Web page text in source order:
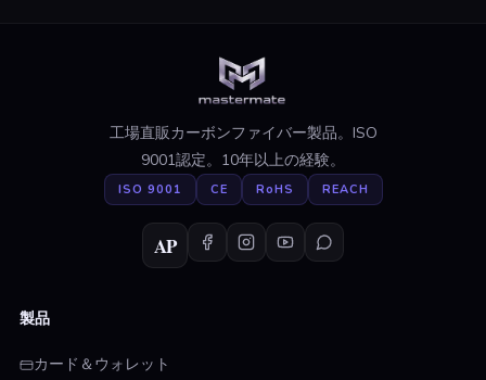
工場直販カーボンファイバー製品。ISO
9001認定。10年以上の経験。
ISO 9001 CE RoHS REACH
AP
製品
カード＆ウォレット